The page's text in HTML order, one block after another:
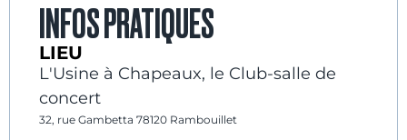
INFOS PRATIQUES
LIEU
L'Usine à Chapeaux, le Club-salle de
concert
32, rue Gambetta 78120 Rambouillet